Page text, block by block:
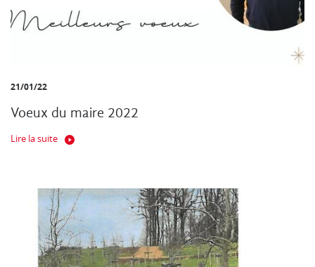
21/01/22
Voeux du maire 2022
Lire la suite